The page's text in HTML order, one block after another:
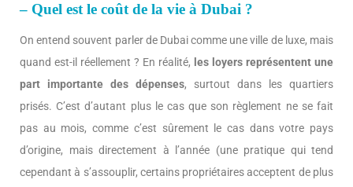
– Quel est le coût de la vie à Dubai ?
On entend souvent parler de Dubai comme une ville de luxe, mais
quand est-il réellement ? En réalité, les loyers représentent une
part importante des dépenses, surtout dans les quartiers
prisés. C’est d’autant plus le cas que son règlement ne se fait
pas au mois, comme c’est sûrement le cas dans votre pays
d’origine, mais directement à l’année (une pratique qui tend
cependant à s’assouplir, certains propriétaires acceptent de plus